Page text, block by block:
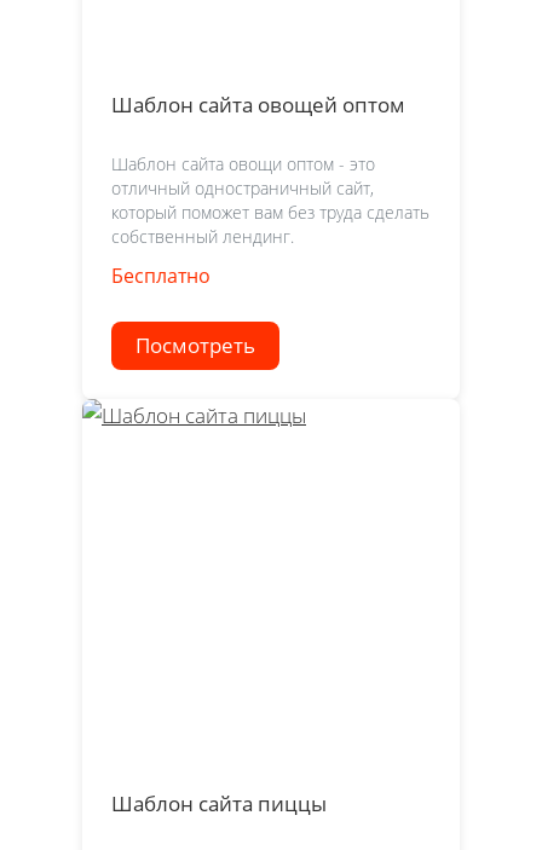
Шаблон сайта овощей оптом
Шаблон сайта овощи оптом - это
отличный одностраничный сайт,
который поможет вам без труда сделать
собственный лендинг.
Бесплатно
Посмотреть
Шаблон сайта пиццы